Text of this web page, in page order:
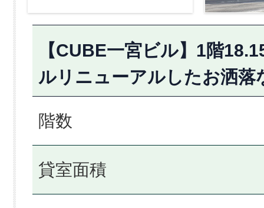
【CUBE一宮ビル】1階
ルリニューアルしたお洒落
階数
貸室面積